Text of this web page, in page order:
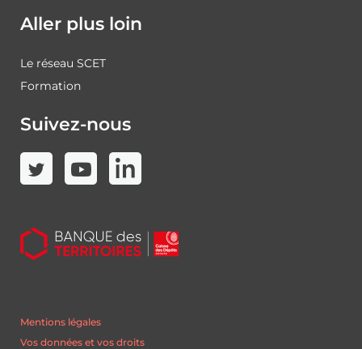
Aller plus loin
Le réseau SCET
Formation
Suivez-nous
Mentions légales
Vos données et vos droits